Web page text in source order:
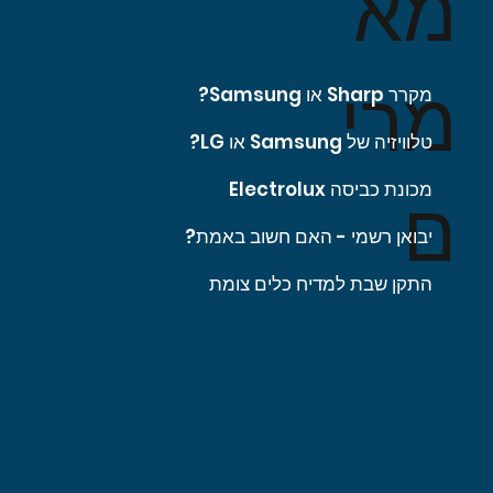
מרי
ם
מקרר Sharp או Samsung?
טלוויזיה של Samsung או LG?
מכונת כביסה Electrolux
יבואן רשמי - האם חשוב באמת?
התקן שבת למדיח כלים צומת